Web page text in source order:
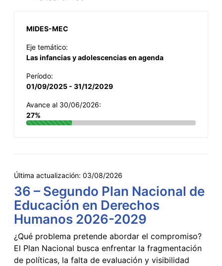
MIDES-MEC
Eje temático:
Las infancias y adolescencias en agenda
Período:
01/09/2025 - 31/12/2029
Avance al 30/06/2026:
27%
Última actualización: 03/08/2026
36 – Segundo Plan Nacional de
Educación en Derechos
Humanos 2026-2029
¿Qué problema pretende abordar el compromiso?
El Plan Nacional busca enfrentar la fragmentación
de políticas, la falta de evaluación y visibilidad